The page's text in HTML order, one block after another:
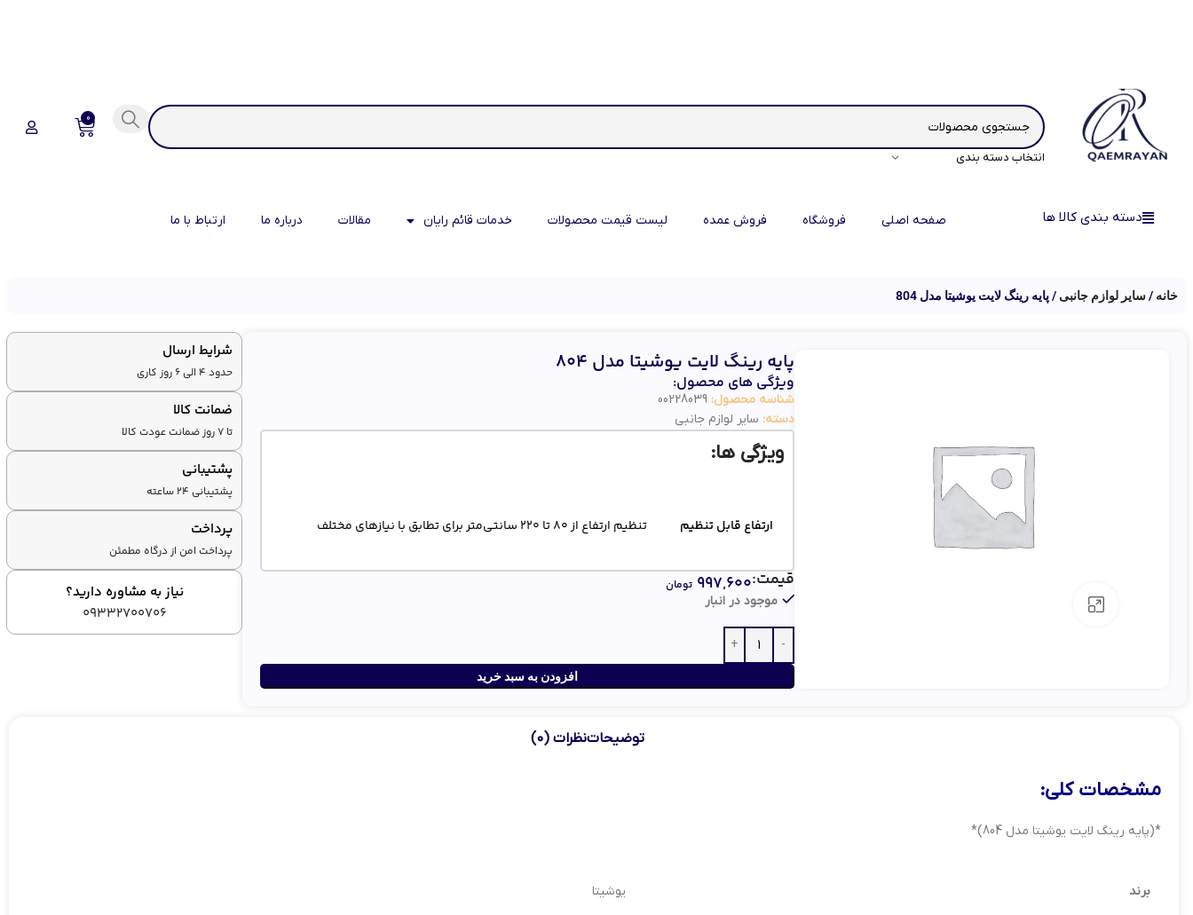
انتخاب دسته بندی
0
دسته بندی کالا ها صفحه اصلی فروشگاه فروش عمده لیست قیمت محصولات خدمات قائم رایان مقالات درباره ما ارتباط با ما
خانه سایر لوازم جانبی پایه رینگ لایت یوشیتا مدل 804
پایه رینگ لایت یوشیتا مدل 804
ویژگی های محصول:
شناسه محصول: 00228039
دسته: سایر لوازم جانبی
ویژگی ها:
ارتفاع قابل تنظیم تنظیم ارتفاع از 80 تا 220 سانتی‌متر برای تطابق با نیازهای مختلف
طراحی مستحکم
موجود در انبار
افزودن به سبد خرید
قیمت:۹۹۷,۶۰۰ تومان
شرایط ارسال
حدود 4 الی 6 روز کاری
ضمانت کالا
تا ۷ روز ضمانت عودت کالا
پشتیبانی
پشتیبانی ۲۴ ساعته
پرداخت
پرداخت امن از درگاه مطمئن
نیاز به مشاوره دارید؟
09332700706
توضیحاتنظرات (0)
مشخصات کلی:
*(پایه رینگ لایت یوشیتا مدل 804)*
برند یوشیتا